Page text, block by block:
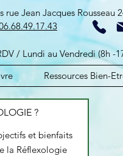
rue Jean Jacques Rousseau
Ressources Bien-
/ Lundi au Vendredi
?
et bienfaits
la Réflexologie